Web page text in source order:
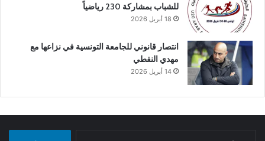
للشباب بمشاركة 230 رياضياً
18 أبريل 2026
انتصار قانوني للجامعة التونسية في نزاعها مع
مهدي النفطي
14 أبريل 2026